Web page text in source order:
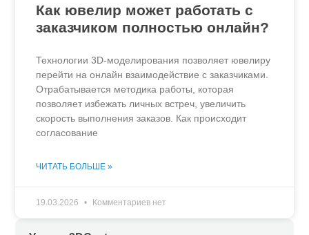
Как ювелир может работать с
заказчиком полностью онлайн?
Технологии 3D-моделирования позволяет ювелиру
перейти на онлайн взаимодействие с заказчиками.
Отрабатывается методика работы, которая
позволяет избежать личных встреч, увеличить
скорость выполнения заказов. Как происходит
согласование
ЧИТАТЬ БОЛЬШЕ »
19.03.2026 Комментариев нет